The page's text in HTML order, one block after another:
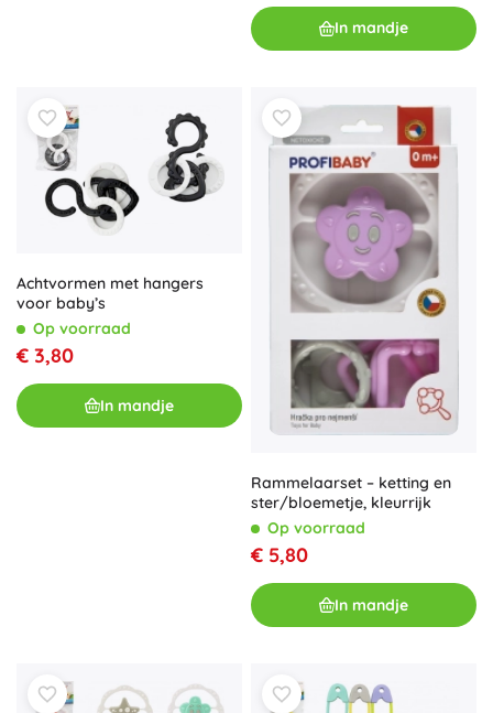
In mandje
Achtvormen met hangers
voor baby’s
Op voorraad
€ 3,80
In mandje
Rammelaarset – ketting en
ster/bloemetje, kleurrijk
Op voorraad
€ 5,80
In mandje